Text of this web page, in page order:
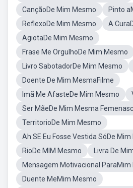
CançãoDe Mim Mesmo
Pinto
ReflexoDe Mim Mesmo
A
AgiotaDe Mim Mesmo
Frase Me OrgulhoDe Mim Mesmo
Livro SabotadorDe Mim Mesmo
Doente De Mim MesmaFilme
Imã Me AfasteDe Mim Mesmo
Ser MãeDe Mim Mesma
TerritorioDe Mim Mesmo
Ah SE Eu Fosse Vestida SóDe
RioDe MIM Mesmo
Livra De
Mensagem Motivacional ParaMim
Duente MeMim Mesmo